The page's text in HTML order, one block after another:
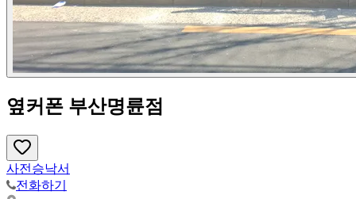
옆커폰 부산명륜점
사전승낙서
전화하기